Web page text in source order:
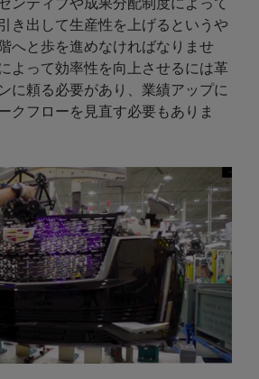
ンティブや成果分配制度によって
き出して生産性を上げるというや
へと歩を進めなければなりませ
よって効率性を向上させるには革
に頼る必要があり、業績アップに
クフローを見直す必要もありま